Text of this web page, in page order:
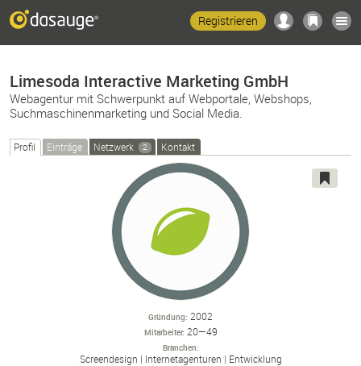
Registrieren
Limesoda Interactive Marketing GmbH
Webagentur mit Schwerpunkt auf Webportale, Webshops,
Suchmaschinenmarketing und Social Media.
Profil Einträge Netzwerk 2 Kontakt
Gründung 2002
Mitarbeiter 20—49
Branchen
Screendesign Internetagenturen
Entwicklung